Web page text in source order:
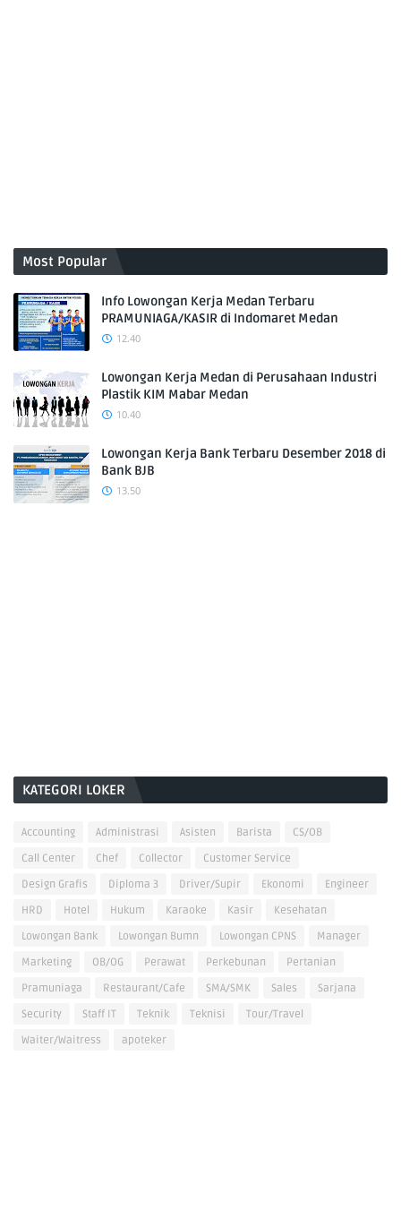
Most Popular
Info Lowongan Kerja Medan Terbaru
PRAMUNIAGA/KASIR di Indomaret Medan
12.40
Lowongan Kerja Medan di Perusahaan Industri
Plastik KIM Mabar Medan
10.40
Lowongan Kerja Bank Terbaru Desember 2018 di
Bank BJB
13.50
KATEGORI LOKER
Accounting Administrasi Asisten Barista
CS/OB
Call Center
Chef Collector
Customer Service
Design Grafis
Diploma 3 Driver/Supir Ekonomi
Engineer
HRD
Hotel Hukum Karaoke Kasir
Kesehatan
Lowongan Bank
Lowongan Bumn Lowongan CPNS
Manager
Marketing
OB/OG Perawat Perkebunan
Pertanian
Pramuniaga
Restaurant/Cafe SMA/SMK Sales
Sarjana
Security
Staff IT Teknik Teknisi
Tour/Travel
Waiter/Waitress
apoteker